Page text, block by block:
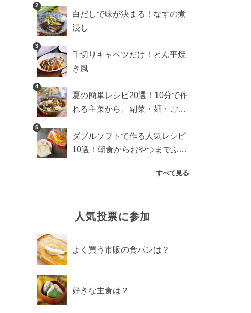
2
白だしで味が決まる！なすの煮
浸し
3
千切りキャベツだけ！とん平焼
き風
4
夏の簡単レシピ20選！10分で作
れる主菜から、副菜・麺・ごは
5
ダブルソフトで作る人気レシピ
10選！朝食からおやつまでふん
すべて見る
人気投票に参加
よく買う市販の食パンは？
好きな主食は？